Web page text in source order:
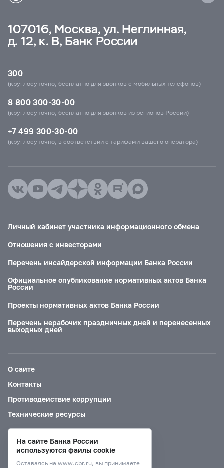
107016, Москва, ул. Неглинная,
д. 12, к. В, Банк России
300
(круглосуточно, бесплатно для звонков с мобильных телефонов)
8 800 300-30-00
(круглосуточно, бесплатно для звонков из регионов России)
+7 499 300-30-00
(круглосуточно, в соответствии с тарифами вашего оператора)
Личный кабинет участника информационного обмена
Отношения с инвесторами
Перечень инсайдерской информации Банка России
Официальное опубликование нормативных актов Банка
России
Проекты нормативных актов Банка России
Перечень нерабочих праздничных дней и перенесенных
выходных дней
О сайте
Контакты
Противодействие коррупции
Технические ресурсы
Версия для слабовидящих
На сайте Банка России
используются файлы cookie
Оставаясь на www.cbr.ru, вы принимаете